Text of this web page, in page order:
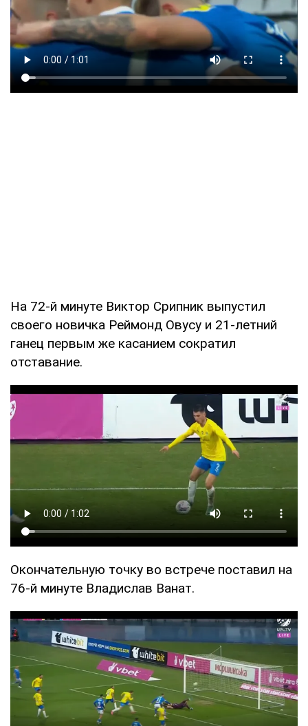
На 72-й минуте Виктор Срипник выпустил
своего новичка Реймонд Овусу и 21-летний
ганец первым же касанием сократил
отставание.
Окончательную точку во встрече поставил на
76-й минуте Владислав Ванат.